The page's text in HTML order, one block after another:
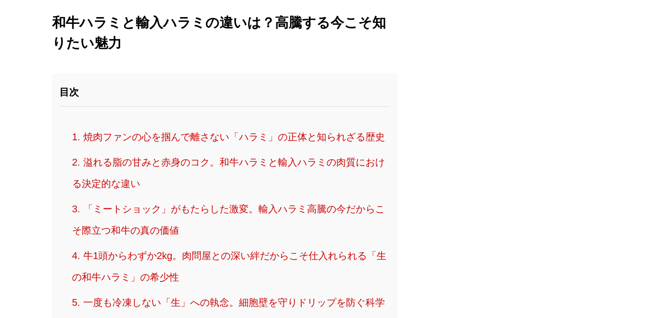
和牛ハラミと輸入ハラミの違いは？高騰する今こそ知
りたい魅力
目次
1. 焼肉ファンの心を掴んで離さない「ハラミ」の正体と知られざる歴史
2. 溢れる脂の甘みと赤身のコク。和牛ハラミと輸入ハラミの肉質におけ
る決定的な違い
3. 「ミートショック」がもたらした激変。輸入ハラミ高騰の今だからこ
そ際立つ和牛の真の価値
4. 牛1頭からわずか2kg。肉問屋との深い絆だからこそ仕入れられる「生
の和牛ハラミ」の希少性
5. 一度も冷凍しない「生」への執念。細胞壁を守りドリップを防ぐ科学